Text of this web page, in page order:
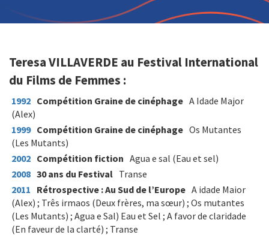
Teresa VILLAVERDE au Festival International
du Films de Femmes :
1992 Compétition Graine de cinéphage A Idade Major
(Alex)
1999 Compétition Graine de cinéphage Os Mutantes
(Les Mutants)
2002 Compétition fiction Agua e sal (Eau et sel)
2008 30 ans du Festival Transe
2011 Rétrospective : Au Sud de l’Europe A idade Maior
(Alex) ; Três irmaos (Deux frères, ma sœur) ; Os mutantes
(Les Mutants) ; Agua e Sal) Eau et Sel ; A favor de claridade
(En faveur de la clarté) ; Transe